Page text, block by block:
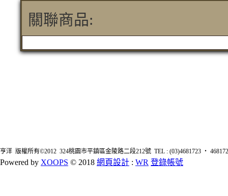
關聯商品:
亨洋 版權所有©2012 324桃園市平鎮區金陵路二段212號 TEL : (03)4681723 ‧
Powered by XOOPS © 2018 網頁設計 : WR 登錄帳號